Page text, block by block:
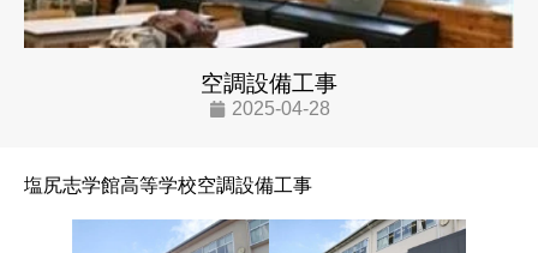
空調設備工事
2025-04-28
塩尻志学館高等学校空調設備工事